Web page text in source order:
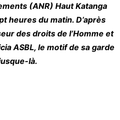
(ANR) Haut Katanga
heures du matin. D’après
des droits de l’Homme et
ASBL, le motif de sa garde
là.